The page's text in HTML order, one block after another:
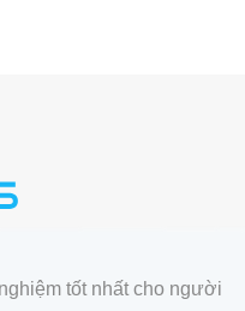
tốt nhất cho người